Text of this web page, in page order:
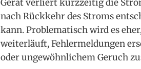
Gerät verliert kurzzeitig die
nach Rückkehr des Stroms
kann. Problematisch wird es
weiterläuft, Fehlermeldungen
oder ungewöhnlichem Geruch